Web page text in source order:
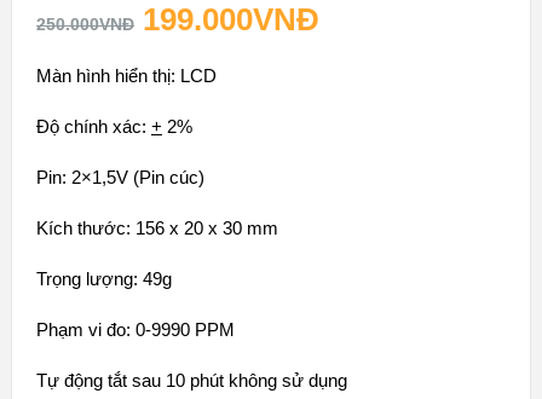
250.000VNĐ 199.000VNĐ
Màn hình hiển thị: LCD
Độ chính xác: + 2%
Pin: 2×1,5V (Pin cúc)
Kích thước: 156 x 20 x 30 mm
Trọng lượng: 49g
Phạm vi đo: 0-9990 PPM
Tự động tắt sau 10 phút không sử dụng